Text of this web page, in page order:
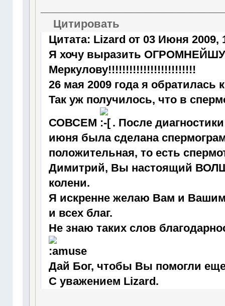
Цитировать
Цитата: Lizard от 03 Июня 2009,
Я хочу выразить
Меркулову!!!!!!!!!!!!!!!!!!!!!!!!!
26 мая 2009 года я
Так уж получилось, что в
СОВСЕМ
. После
июня была сделана
положительная, то есть
Димитрий, Вы настоящий
колени.
Я искренне желаю Вам и
и всех благ.
Не знаю таких слов
Дай Бог, чтобы Вы помогли
С уважением Lizard.